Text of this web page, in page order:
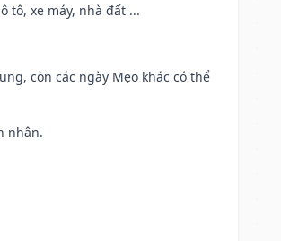
tô, xe máy, nhà đất ...
còn các ngày Mẹo khác có thể
nhân.